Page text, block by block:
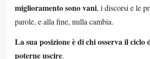
miglioramento sono vani, i discorsi e le
parole, e alla fine, nulla cambia.
La sua posizione è di chi osserva il ciclo
poterne uscire.